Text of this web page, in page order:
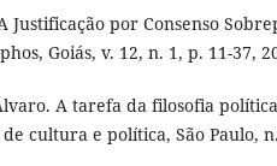
A Justificação por Consenso
Goiás, v. 12, n. 1, p. 11-37,
A tarefa da filosofia
cultura e política, São Paulo,